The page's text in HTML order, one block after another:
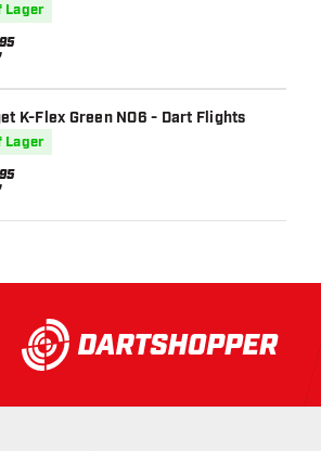
Lager
95
K-Flex Green NO6 - Dart Flights
Lager
95
Produkte auf Lager, Versand